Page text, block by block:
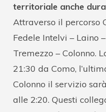
territoriale anche
Attraverso il percorso
Fedele Intelvi – Laino
Tremezzo – Colonno.
21:30 da Como,
Colonno il servizio
alle 2:20. Questi